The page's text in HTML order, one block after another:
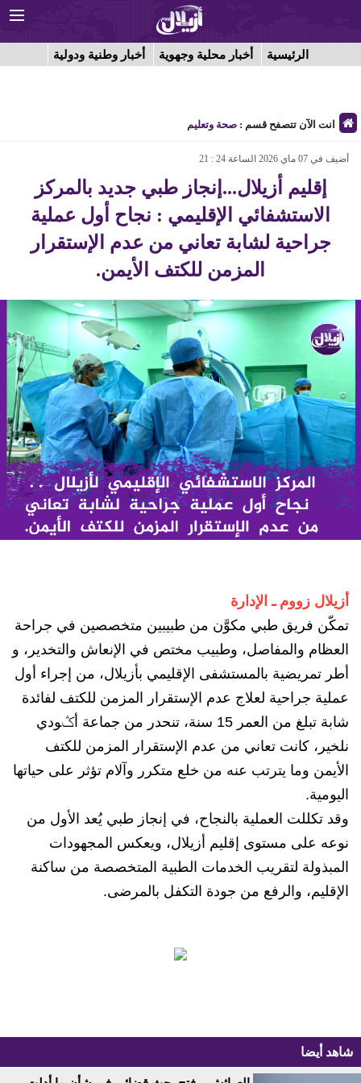
الرئيسية أخبار محلية وجهوية أخبار وطنية ودولية
انت الآن تتصفح قسم : صحة وتعليم
أضيف في 07 ماي 2026 الساعة 24 : 21
إقليم أزيلال...إنجاز طبي جديد بالمركز
الاستشفائي الإقليمي : نجاح أول عملية
جراحية لشابة تعاني من عدم الإستقرار
المزمن للكتف الأيمن.
أزيلال زووم ـ الإدارة
تمكّن فريق طبي مكوَّن من طبيبين متخصصين في جراحة
العظام والمفاصل، وطبيب مختص في الإنعاش والتخدير، و
أطر تمريضية بالمستشفى الإقليمي بأزيلال، من إجراء أول
عملية جراحية لعلاج عدم الإستقرار المزمن للكتف لفائدة
شابة تبلغ من العمر 15 سنة، تنحدر من جماعة أݣودي
نلخير، كانت تعاني من عدم الإستقرار المزمن للكتف
الأيمن وما يترتب عنه من خلع متكرر وآلام تؤثر على حياتها
اليومية.
وقد تكللت العملية بالنجاح، في إنجاز طبي يُعد الأول من
نوعه على مستوى إقليم أزيلال، ويعكس المجهودات
المبذولة لتقريب الخدمات الطبية المتخصصة من ساكنة
الإقليم، والرفع من جودة التكفل بالمرضى.
شاهد أيضا